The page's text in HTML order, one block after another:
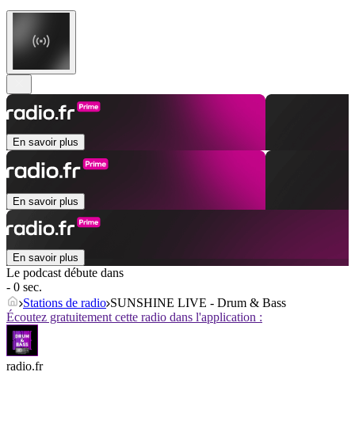
En savoir plus
En savoir plus
En savoir plus
Le podcast débute dans
- 0 sec.
Stations de radio SUNSHINE LIVE - Drum & Bass
Écoutez gratuitement cette radio dans l'application :
radio.fr